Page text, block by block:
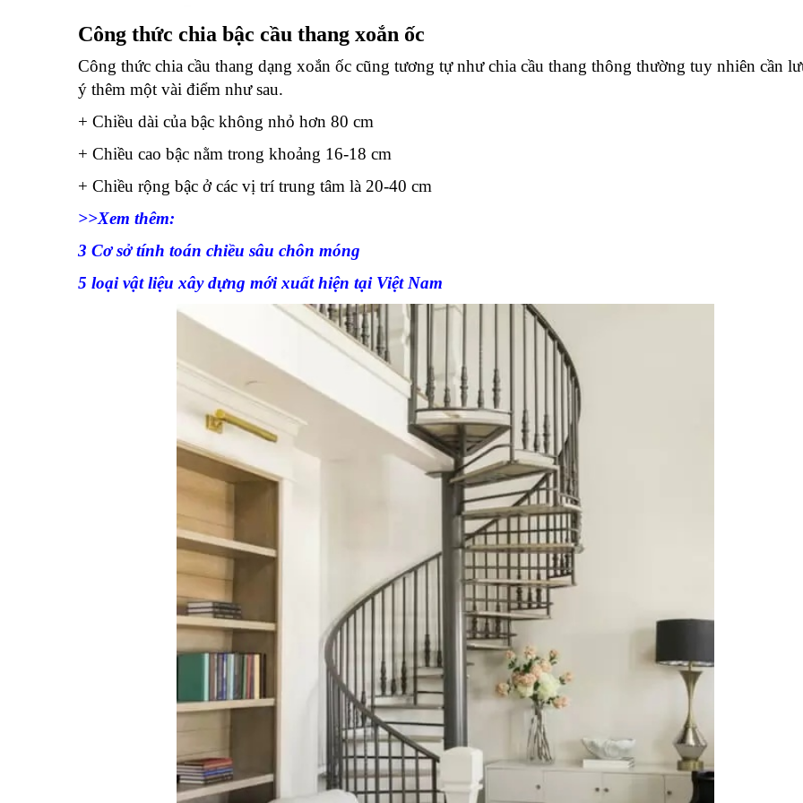
Công thức chia bậc cầu thang xoắn ốc
Công thức chia cầu thang dạng xoắn ốc cũng tương tự như chia cầu thang thông thường tuy nhiên cần
ý thêm một vài điểm như sau.
+ Chiều dài của bậc không nhỏ hơn 80 cm
+ Chiều cao bậc nằm trong khoảng 16-18 cm
+ Chiều rộng bậc ở các vị trí trung tâm là 20-40 cm
>>Xem thêm:
3 Cơ sở tính toán chiều sâu chôn móng
5 loại vật liệu xây dựng mới xuất hiện tại Việt Nam